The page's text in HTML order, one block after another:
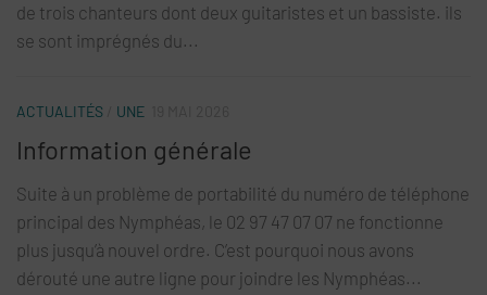
de trois chanteurs dont deux guitaristes et un bassiste. ils
se sont imprégnés du...
ACTUALITÉS UNE
Information générale
Suite à un problème de portabilité du numéro de téléphone
principal des Nymphéas, le 02 97 47 07 07 ne fonctionne
plus jusqu’à nouvel ordre. C’est pourquoi nous avons
dérouté une autre ligne pour joindre les Nymphéas...